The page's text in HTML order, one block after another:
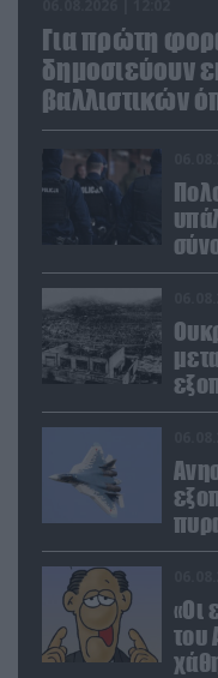
Για πρώτη
δημοσιεύουν
βαλλιστικών
Ουκρανίας
«Οι
του